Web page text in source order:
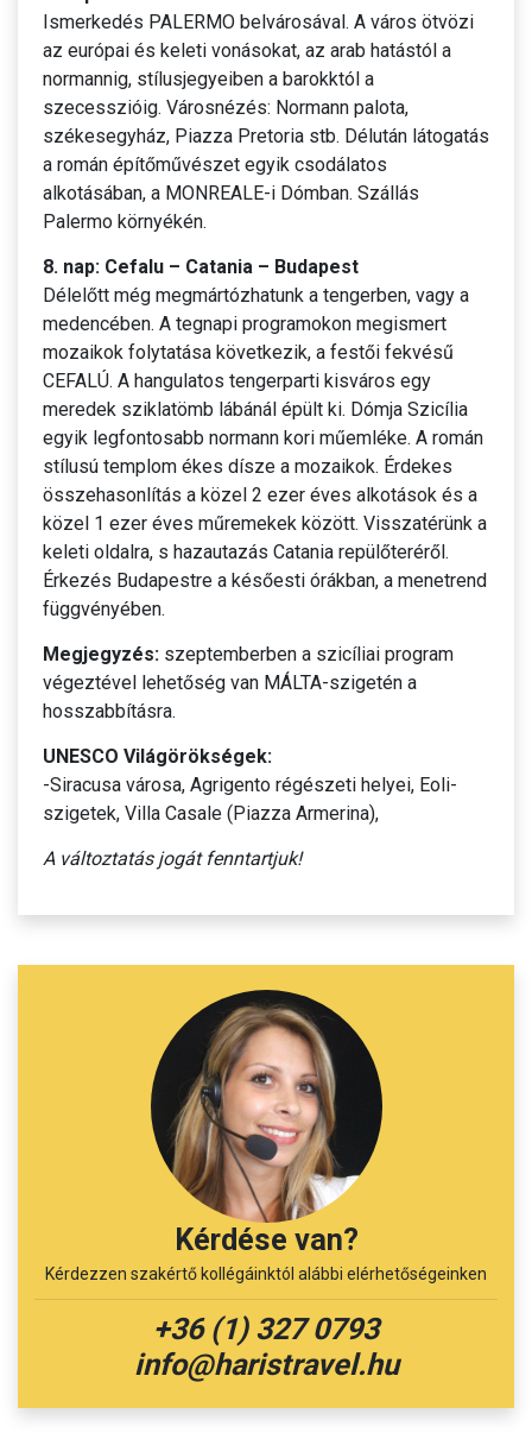
Kérdése van?
Kérdezzen szakértő kollégáinktól alábbi elérhetőségeinken
+36 (1) 327 0793
info@haristravel.hu
Ismerkedés PALERMO belvárosával. A város ötvözi
az európai és keleti vonásokat, az arab hatástól a
normannig, stílusjegyeiben a barokktól a
szecesszióig. Városnézés: Normann palota,
székesegyház, Piazza Pretoria stb. Délután látogatás
a román építőművészet egyik csodálatos
alkotásában, a MONREALE-i Dómban. Szállás
Palermo környékén.
8. nap: Cefalu – Catania – Budapest
Délelőtt még megmártózhatunk a tengerben, vagy a
medencében. A tegnapi programokon megismert
mozaikok folytatása következik, a festői fekvésű
CEFALÚ. A hangulatos tengerparti kisváros egy
meredek sziklatömb lábánál épült ki. Dómja Szicília
egyik legfontosabb normann kori műemléke. A román
stílusú templom ékes dísze a mozaikok. Érdekes
összehasonlítás a közel 2 ezer éves alkotások és a
közel 1 ezer éves műremekek között. Visszatérünk a
keleti oldalra, s hazautazás Catania repülőteréről.
Érkezés Budapestre a későesti órákban, a menetrend
függvényében.
Megjegyzés: szeptemberben a szicíliai program
végeztével lehetőség van MÁLTA-szigetén a
hosszabbításra.
UNESCO Világörökségek:
-Siracusa városa, Agrigento régészeti helyei, Eoli-
szigetek, Villa Casale (Piazza Armerina),
A változtatás jogát fenntartjuk!